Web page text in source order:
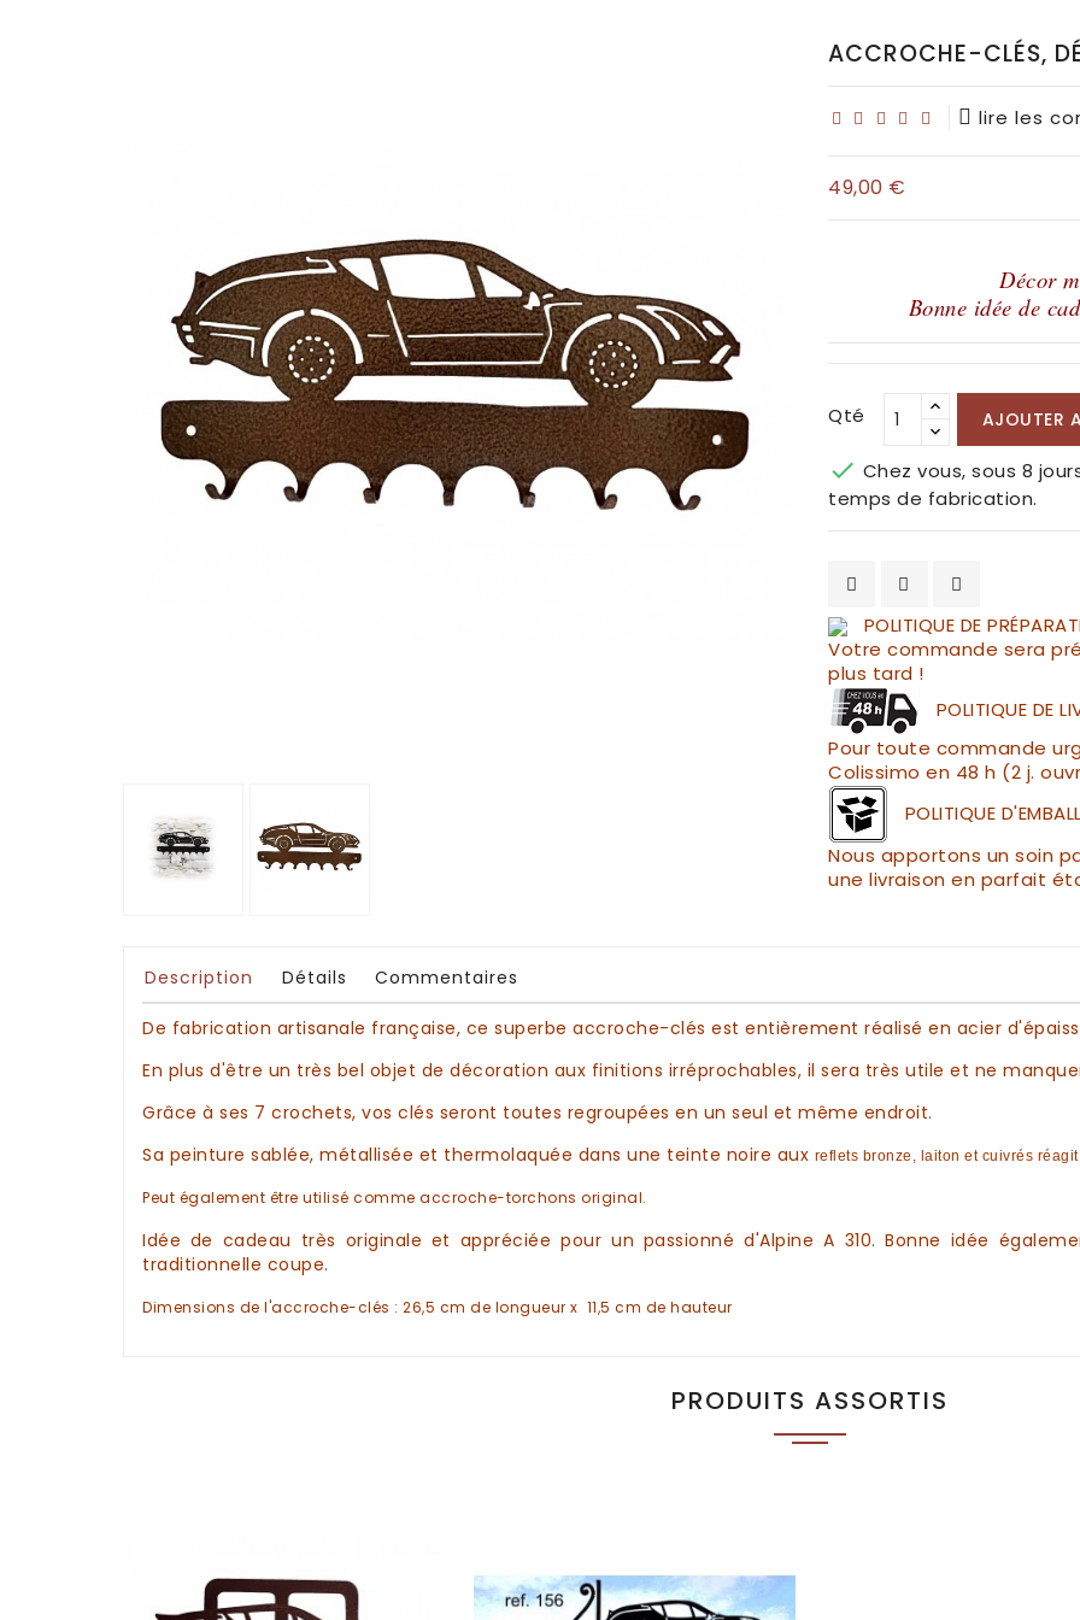
ACCROCHE-CLÉS,
lire les
49,00 €
Décor
Bonne idée de
Qté AJOUTER
 Chez vous, sous 8
temps de fabrication.
POLITIQUE DE
Votre commande sera
plus tard !
POLITIQUE DE
Pour toute commande
Colissimo en 48 h (2 j.
POLITIQUE
Nous apportons un soin
une livraison en parfait
Description Détails Commentaires
De fabrication artisanale française, ce superbe accroche-clés est entièrement réalisé en acier
En plus d'être un très bel objet de décoration aux finitions irréprochables, il sera très utile et ne
Grâce à ses 7 crochets, vos clés seront toutes regroupées en un seul et même endroit.
Sa peinture sablée, métallisée et thermolaquée dans une teinte noire aux reflets bronze, laiton et cuivrés
Peut également être utilisé comme accroche-torchons original.
Idée de cadeau très originale et appréciée pour un passionné d'Alpine A 310. Bonne idée
traditionnelle coupe.
Dimensions de l'accroche-clés : 26,5 cm de longueur x 11,5 cm de hauteur
PRODUITS ASSORTIS